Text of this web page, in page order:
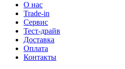
О нас
Trade-in
Сервис
Тест-драйв
Доставка
Оплата
Контакты